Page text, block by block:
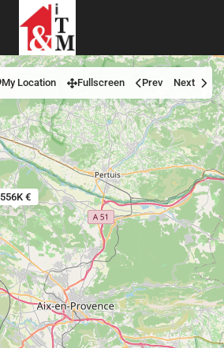
556K €
My Location Fullscreen Prev Next